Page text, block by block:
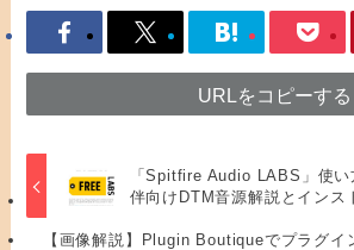
URLをコピーする
「Spitfire Audio LABS」使い
伴向けDTM音源解説とインス
【画像解説】Plugin Boutiqueでプラグイ